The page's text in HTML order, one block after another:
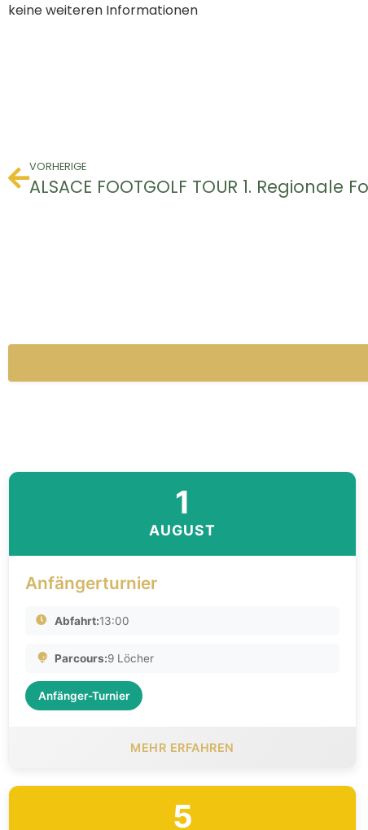
keine weiteren Informationen
VORHERIGE
ALSACE FOOTGOLF TOUR 1.
1
AUGUST
Anfängerturnier
Abfahrt:13:00
Parcours:9 Löcher
Anfänger-Turnier
MEHR ERFAHREN
5